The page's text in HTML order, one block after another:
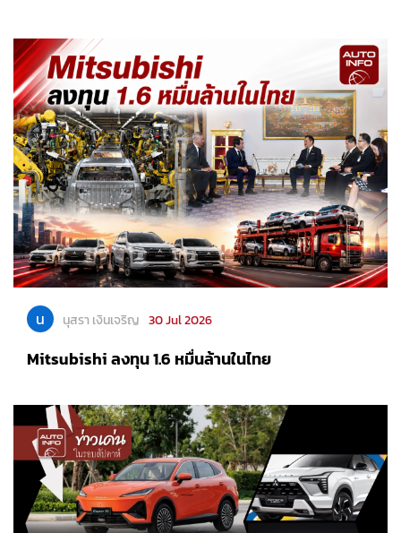
น นุสรา เงินเจริญ 30 Jul 2026
Mitsubishi ลงทุน 1.6 หมื่นล้านในไทย